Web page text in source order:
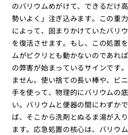
のバリウムめがけて、できるだけ
勢いよく」注ぎ込みます。この重
によって、固まりかけていたバリ
を復活させます。もし、この処置
ムがピクリとも動かないのであれ
の弊害が始まっているサインです
ません。使い捨ての長い棒や、ビ
手を使って、物理的にバリウムの
い。バリウムと便器の間にわずか
ば、そこから洗剤とぬるま湯が入
ます。応急処置の核心は、バリウ